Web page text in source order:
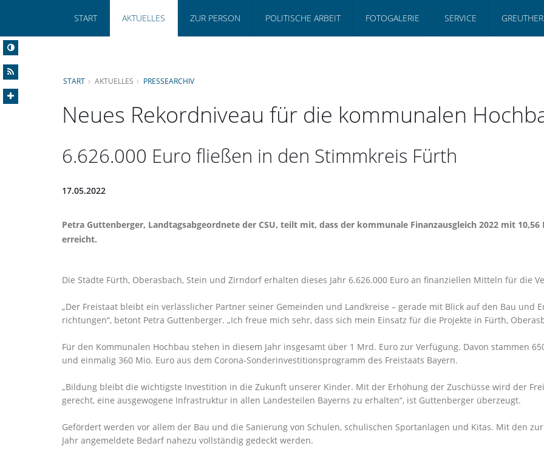
START AKTUELLES ZUR PERSON POLITISCHE ARBEIT FOTOGALERIE SERVICE
START AKTUELLES PRESSEARCHIV
Neues Rekordniveau für die kommunalen
6.626.000 Euro fließen in den Stimmkreis Fürth
17.05.2022
Petra Guttenberger, Landtagsabgeordnete der CSU, teilt mit, dass der kommunale Finanzausgleich 2022 mit
erreicht.
Die Städte Fürth, Oberasbach, Stein und Zirndorf erhalten dieses Jahr 6.626.000 Euro an finanziellen Mitteln für die
Der Freistaat bleibt ein verlässlicher Partner seiner Gemeinden und Landkreise – gerade mit Blick auf den Bau und
richtungen“, betont Petra Guttenberger. „Ich freue mich sehr, dass sich mein Einsatz für die Projekte in Fürth,
Für den Kommunalen Hochbau stehen in diesem Jahr insgesamt über 1 Mrd. Euro zur Verfügung. Davon stammen
und einmalig 360 Mio. Euro aus dem Corona-Sonderinvestitionsprogramm des Freistaats Bayern.
Bildung bleibt die wichtigste Investition in die Zukunft unserer Kinder. Mit der Erhöhung der Zuschüsse wird der
gerecht, eine ausgewogene Infrastruktur in allen Landesteilen Bayerns zu erhalten“, ist Guttenberger überzeugt.
Gefördert werden vor allem der Bau und die Sanierung von Schulen, schulischen Sportanlagen und Kitas. Mit den
Jahr angemeldete Bedarf nahezu vollständig gedeckt werden.